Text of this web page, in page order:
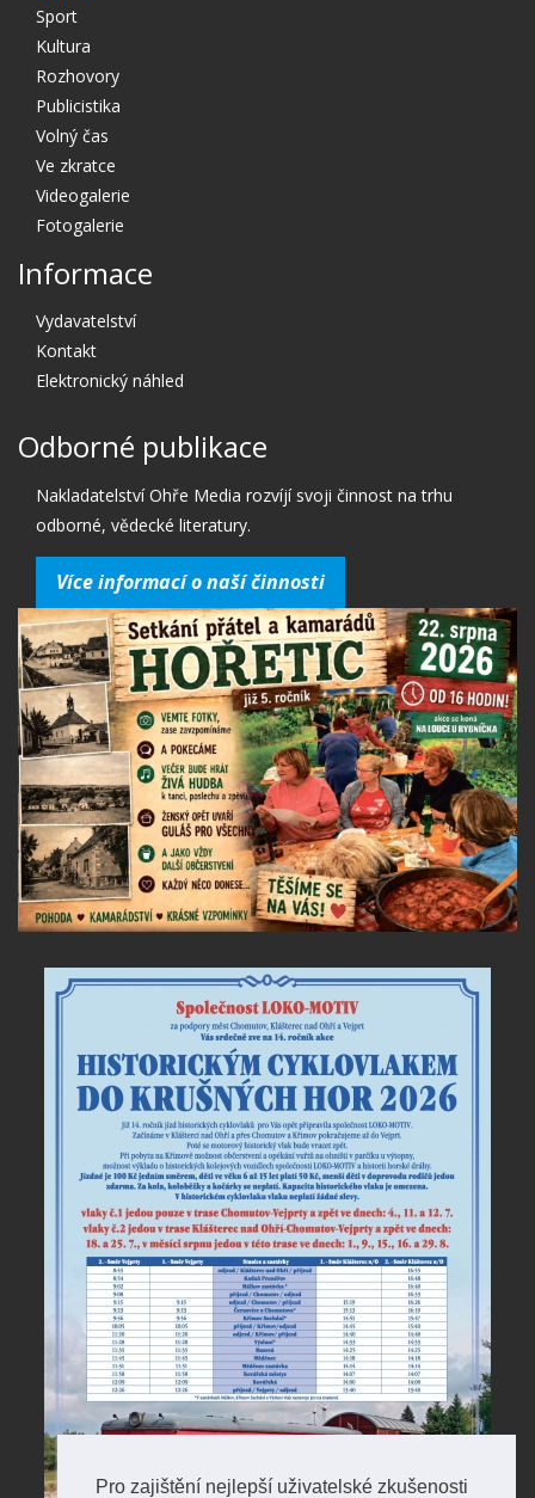
Pro zajištění nejlepší uživatelské zkušenosti
Sport
Kultura
Rozhovory
Publicistika
Volný čas
Ve zkratce
Videogalerie
Fotogalerie
Informace
Vydavatelství
Kontakt
Elektronický náhled
Odborné publikace
Nakladatelství Ohře Media rozvíjí svoji činnost na trhu
odborné, vědecké literatury.
Více informací o naší činnosti